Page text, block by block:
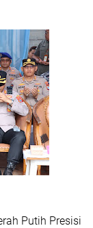
Putih Presisi